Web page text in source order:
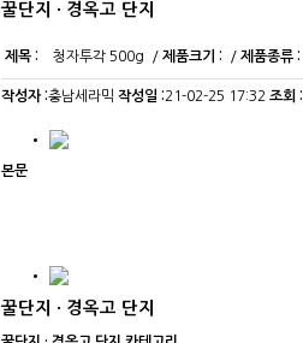
꿀단지 · 경옥고 단지
제목 : 청자투각 500g / 제품크기 : / 제품종류 :
작성자 :충남세라믹 작성일 :21-02-25 17:32 조회 :
본문
꿀단지 · 경옥고 단지